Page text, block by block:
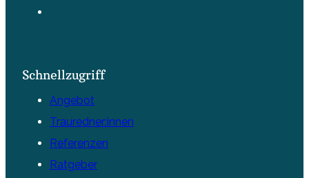
Schnellzugriff
Angebot
Trauredner:innen
Referenzen
Ratgeber